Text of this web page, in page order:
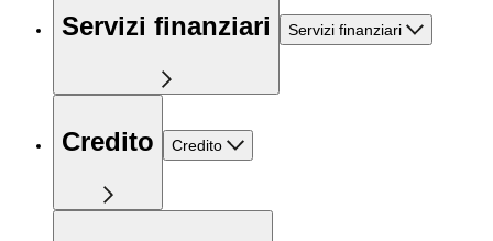
Servizi finanziari Servizi finanziari
Credito Credito